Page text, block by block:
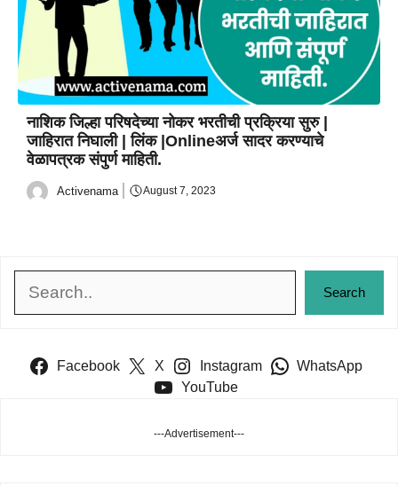
नाशिक जिल्हा परिषदेच्या नोकर भरतीची प्रक्रिया सुरु |
जाहिरात निघाली | लिंक |Onlineअर्ज सादर करण्याचे
वेळापत्रक संपुर्ण माहिती.
Activenama August 7, 2023
Search
Facebook X Instagram
WhatsApp
YouTube
---Advertisement---